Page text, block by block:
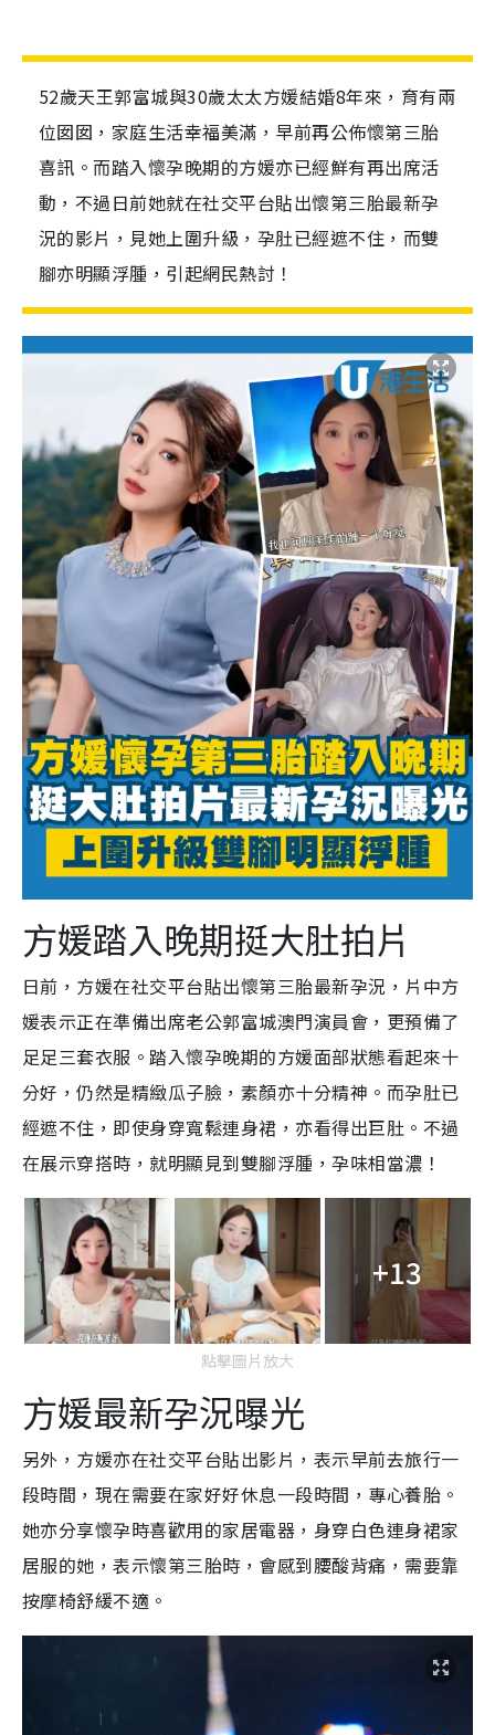
52歲天王郭富城與30歲太太方媛結婚8年來，育有兩
位囡囡，家庭生活幸福美滿，早前再公佈懷第三胎
喜訊。而踏入懷孕晚期的方媛亦已經鮮有再出席活
動，不過日前她就在社交平台貼出懷第三胎最新孕
況的影片，見她上圍升級，孕肚已經遮不住，而雙
腳亦明顯浮腫，引起網民熱討！
方媛踏入晚期挺大肚拍片
日前，方媛在社交平台貼出懷第三胎最新孕況，片中方
媛表示正在準備出席老公郭富城澳門演員會，更預備了
足足三套衣服。踏入懷孕晚期的方媛面部狀態看起來十
分好，仍然是精緻瓜子臉，素顏亦十分精神。而孕肚已
經遮不住，即使身穿寬鬆連身裙，亦看得出巨肚。不過
在展示穿搭時，就明顯見到雙腳浮腫，孕味相當濃！
+13
點擊圖片放大
方媛最新孕況曝光
另外，方媛亦在社交平台貼出影片，表示早前去旅行一
段時間，現在需要在家好好休息一段時間，專心養胎。
她亦分享懷孕時喜歡用的家居電器，身穿白色連身裙家
居服的她，表示懷第三胎時，會感到腰酸背痛，需要靠
按摩椅舒緩不適。